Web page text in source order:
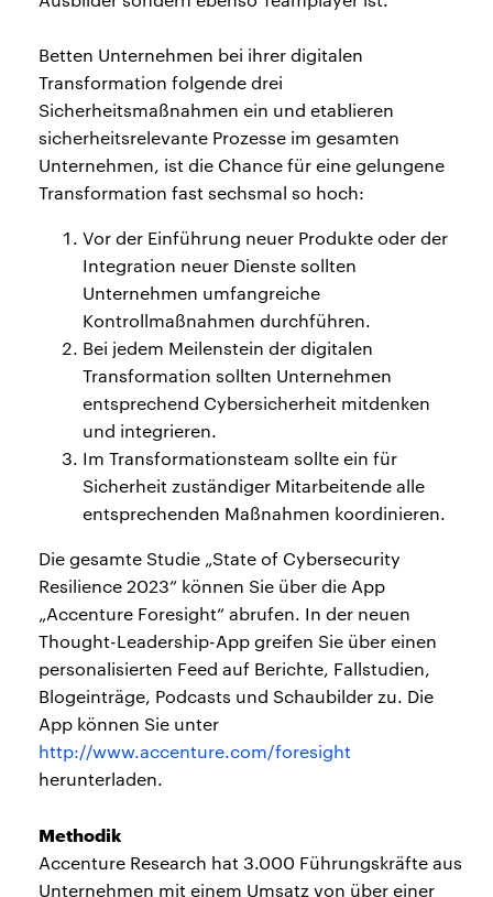
Betten Unternehmen bei ihrer digitalen
Transformation folgende drei
Sicherheitsmaßnahmen ein und etablieren
sicherheitsrelevante Prozesse im gesamten
Unternehmen, ist die Chance für eine gelungene
Transformation fast sechsmal so hoch:
Vor der Einführung neuer Produkte oder der
Integration neuer Dienste sollten
Unternehmen umfangreiche
Kontrollmaßnahmen durchführen.
Bei jedem Meilenstein der digitalen
Transformation sollten Unternehmen
entsprechend Cybersicherheit mitdenken
und integrieren.
Im Transformationsteam sollte ein für
Sicherheit zuständiger Mitarbeitende alle
entsprechenden Maßnahmen koordinieren.
Die gesamte Studie „State of Cybersecurity
Resilience 2023” können Sie über die App
„Accenture Foresight“ abrufen. In der neuen
Thought-Leadership-App greifen Sie über einen
personalisierten Feed auf Berichte, Fallstudien,
Blogeinträge, Podcasts und Schaubilder zu. Die
App können Sie unter
http://www.accenture.com/foresight
herunterladen.
Methodik
Accenture Research hat 3.000 Führungskräfte aus
Unternehmen mit einem Umsatz von über einer